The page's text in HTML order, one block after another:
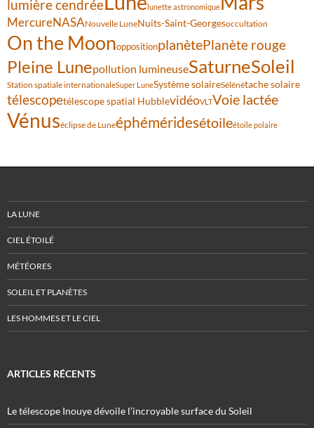
lumière cendrée lunette astronomique
MercureNASANouvelle LuneNuits-Saint-Georgesoccultation
On the MoonoppositionplanètePlanète rouge
Pleine Lunepollution lumineuseSaturneSoleil
Station spatiale internationaleSuper LuneSystème solaireSélénétache solaire
télescopetélescope spatial HubblevidéoVLTVoie lactée
Vénuséclipse de Luneéphéméridesétoileétoile polaire
LA LUNE
CIEL ÉTOILÉ
MÉTÉORES
SOLEIL ET PLANÈTES
LES HOMMES ET LE CIEL
ARTICLES RÉCENTS
Le télescope Inouye dévoile l’incroyable surface du Soleil